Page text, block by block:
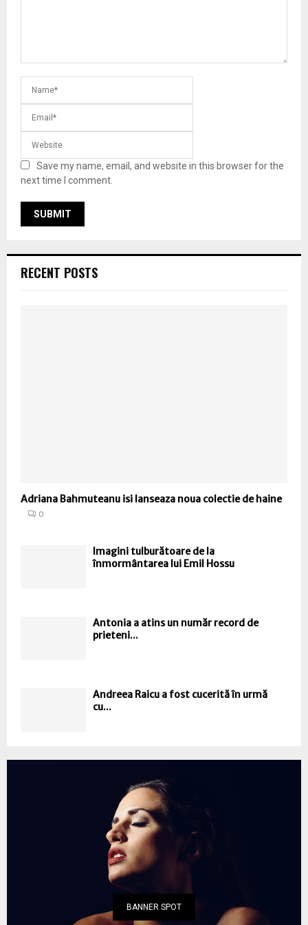
Save my name, email, and website in this browser for the
next time I comment.
RECENT POSTS
Adriana Bahmuteanu isi lanseaza noua colectie de haine
0
Imagini tulburătoare de la
înmormântarea lui Emil Hossu
Antonia a atins un număr record de
prieteni...
Andreea Raicu a fost cucerită în urmă
cu...
BANNER SPOT